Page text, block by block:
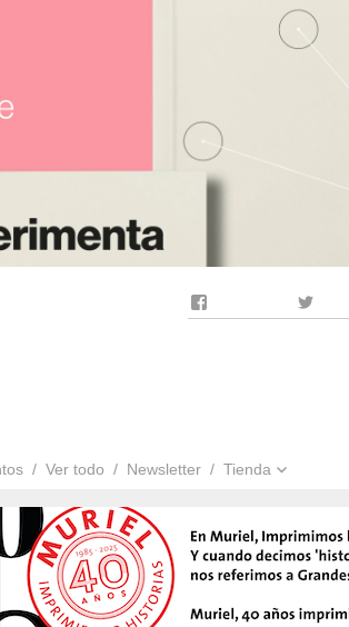
Ver todo Newsletter Tienda